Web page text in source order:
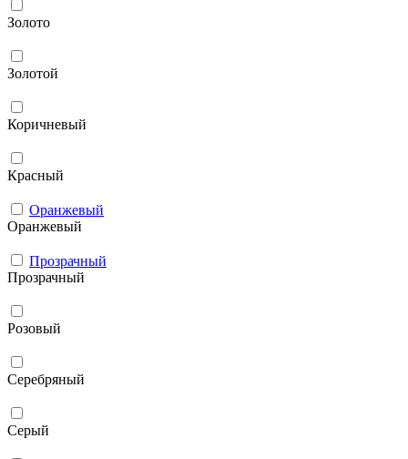
Золото
Золотой
Коричневый
Красный
Оранжевый
Оранжевый
Прозрачный
Прозрачный
Розовый
Серебряный
Серый